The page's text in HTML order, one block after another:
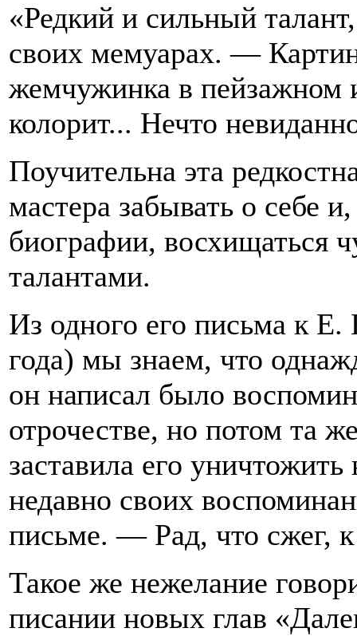
«Редкий и сильный
своих мемуарах. —
жемчужинка в пейзажном
колорит... Нечто
Поучительна эта
мастера забывать о себе
биографии, восхищаться
талантами.
Из одного его письма к
года) мы знаем, что
он написал было
отрочестве, но потом та
заставила его
недавно своих
письме. — Рад, что сжег,
Такое же нежелание
писании новых глав